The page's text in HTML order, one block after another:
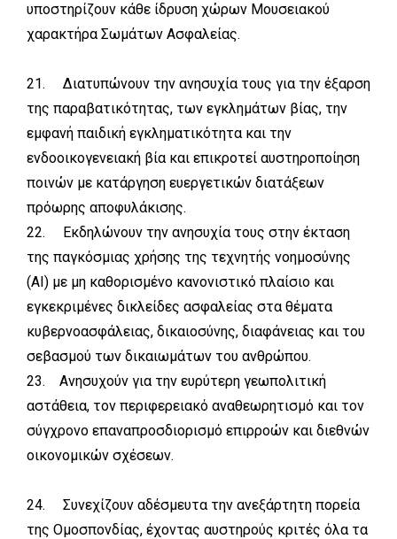
υποστηρίζουν κάθε ίδρυση χώρων Μουσειακού
χαρακτήρα Σωμάτων Ασφαλείας.
21. Διατυπώνουν την ανησυχία τους για την έξαρση
της παραβατικότητας, των εγκλημάτων βίας, την
εμφανή παιδική εγκληματικότητα και την
ενδοοικογενειακή βία και επικροτεί αυστηροποίηση
ποινών με κατάργηση ευεργετικών διατάξεων
πρόωρης αποφυλάκισης.
22. Εκδηλώνουν την ανησυχία τους στην έκταση
της παγκόσμιας χρήσης της τεχνητής νοημοσύνης
(ΑΙ) με μη καθορισμένο κανονιστικό πλαίσιο και
εγκεκριμένες δικλείδες ασφαλείας στα θέματα
κυβερνοασφάλειας, δικαιοσύνης, διαφάνειας και του
σεβασμού των δικαιωμάτων του ανθρώπου.
23. Ανησυχούν για την ευρύτερη γεωπολιτική
αστάθεια, τον περιφερειακό αναθεωρητισμό και τον
σύγχρονο επαναπροσδιορισμό επιρροών και διεθνών
οικονομικών σχέσεων.
24. Συνεχίζουν αδέσμευτα την ανεξάρτητη πορεία
της Ομοσπονδίας, έχοντας αυστηρούς κριτές όλα τα